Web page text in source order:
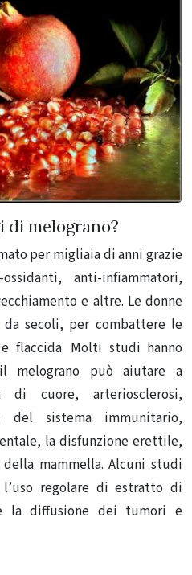
di melograno?
per migliaia di anni grazie
anti-infiammatori,
e altre. Le donne
secoli, per combattere le
flaccida. Molti studi hanno
melograno può aiutare a
di cuore, arteriosclerosi,
del sistema immunitario,
la disfunzione erettile,
mammella.Alcuni studi
l’uso regolare di estratto di
la diffusione dei tumori e